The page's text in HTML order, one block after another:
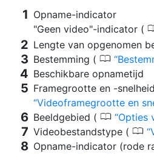
Opname-indicator
"Geen video"-indicator (
Lengte van opgenomen
Bestemming ( 0
Beschikbare opnametijd
Framegrootte en -
Videoframegrootte en
Beeldgebied ( 0 Opties
Videobestandstype ( 0
Opname-indicator (rode